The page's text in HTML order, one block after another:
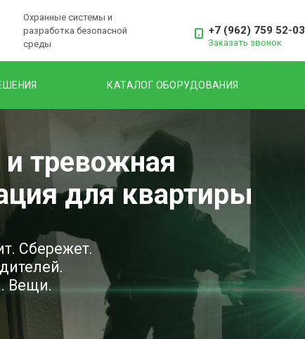
Охранные системы и
разработка безопасной
среды
+7 (962) 759 52-03
Заказать звонок
КАТАЛОГ ОБОРУДОВАНИЯ
и тревожная
для квартиры
Сбережет.
Вещи.